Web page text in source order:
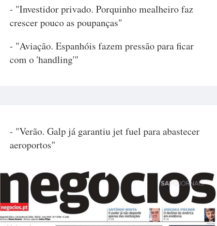
- "Investidor privado. Porquinho mealheiro faz
crescer pouco as poupanças"
- "Aviação. Espanhóis fazem pressão para ficar
com o 'handling'"
- "Verão. Galp já garantiu jet fuel para abastecer
aeroportos"